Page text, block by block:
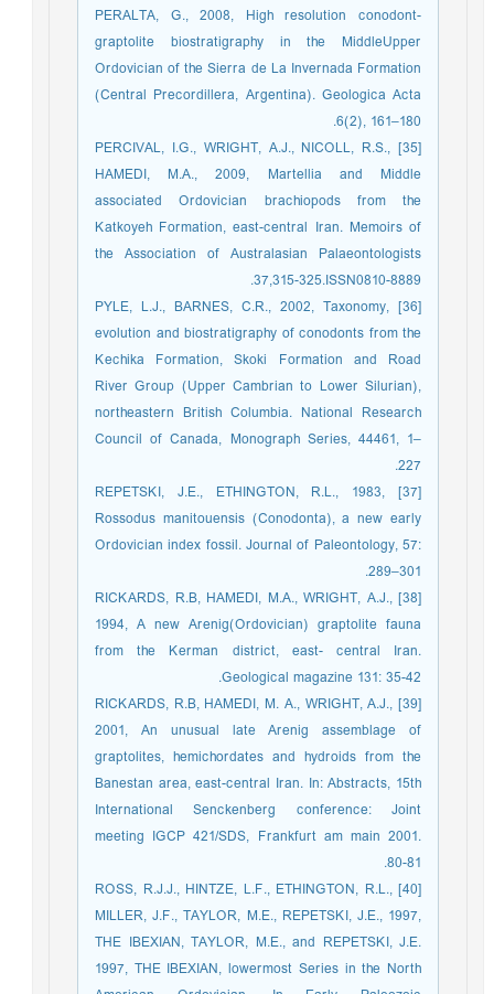
PERALTA, G., 2008, High resolution conodont-
graptolite biostratigraphy in the MiddleUpper
Ordovician of the Sierra de La Invernada Formation
(Central Precordillera, Argentina). Geologica Acta
6(2), 161–180.
[35] PERCIVAL, I.G., WRIGHT, A.J., NICOLL, R.S.,
HAMEDI, M.A., 2009, Martellia and Middle
associated Ordovician brachiopods from the
Katkoyeh Formation, east-central Iran. Memoirs of
the Association of Australasian Palaeontologists
37,315-325.ISSN0810-8889.
[36] PYLE, L.J., BARNES, C.R., 2002, Taxonomy,
evolution and biostratigraphy of conodonts from the
Kechika Formation, Skoki Formation and Road
River Group (Upper Cambrian to Lower Silurian),
northeastern British Columbia. National Research
Council of Canada, Monograph Series, 44461, 1–
227.
[37] REPETSKI, J.E., ETHINGTON, R.L., 1983,
Rossodus manitouensis (Conodonta), a new early
Ordovician index fossil. Journal of Paleontology, 57:
289–301.
[38] RICKARDS, R.B, HAMEDI, M.A., WRIGHT, A.J.,
1994, A new Arenig(Ordovician) graptolite fauna
from the Kerman district, east- central Iran.
Geological magazine 131: 35-42.
[39] RICKARDS, R.B, HAMEDI, M. A., WRIGHT, A.J.,
2001, An unusual late Arenig assemblage of
graptolites, hemichordates and hydroids from the
Banestan area, east-central Iran. In: Abstracts, 15th
International Senckenberg conference: Joint
meeting IGCP 421/SDS, Frankfurt am main 2001.
80-81.
[40] ROSS, R.J.J., HINTZE, L.F., ETHINGTON, R.L.,
MILLER, J.F., TAYLOR, M.E., REPETSKI, J.E., 1997,
THE IBEXIAN, TAYLOR, M.E., and REPETSKI, J.E.
1997, THE IBEXIAN, lowermost Series in the North